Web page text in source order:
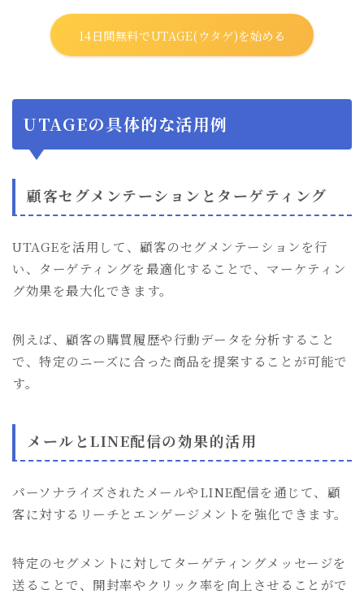
14日間無料でUTAGE(ウタゲ)を始める
UTAGEの具体的な活用例
顧客セグメンテーションとターゲティング
UTAGEを活用して、顧客のセグメンテーションを行
い、ターゲティングを最適化することで、マーケティン
グ効果を最大化できます。
例えば、顧客の購買履歴や行動データを分析すること
で、特定のニーズに合った商品を提案することが可能で
す。
メールとLINE配信の効果的活用
パーソナライズされたメールやLINE配信を通じて、顧
客に対するリーチとエンゲージメントを強化できます。
特定のセグメントに対してターゲティングメッセージを
送ることで、開封率やクリック率を向上させることがで